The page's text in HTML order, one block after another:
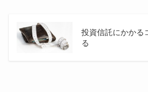
投資信託にかかる
る